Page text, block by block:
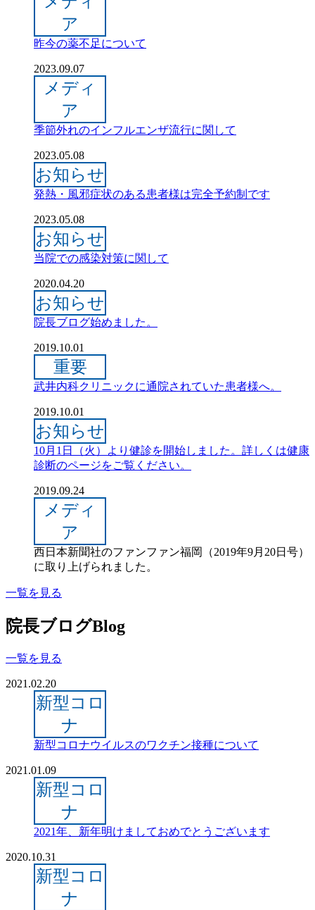
ア
昨今の薬不足について
2023.09.07
メディ
ア
季節外れのインフルエンザ流行に関して
2023.05.08
お知らせ
発熱・風邪症状のある患者様は完全予約制です
2023.05.08
お知らせ
当院での感染対策に関して
2020.04.20
お知らせ
院長ブログ始めました。
2019.10.01
重要
武井内科クリニックに通院されていた患者様へ。
2019.10.01
お知らせ
10月1日（火）より健診を開始しました。詳しくは健康
診断のページをご覧ください。
2019.09.24
メディ
ア
西日本新聞社のファンファン福岡（2019年9月20日号）
に取り上げられました。
一覧を見る
院長ブログBlog
一覧を見る
2021.02.20
新型コロ
ナ
新型コロナウイルスのワクチン接種について
2021.01.09
新型コロ
ナ
2021年、新年明けましておめでとうございます
2020.10.31
新型コロ
ナ